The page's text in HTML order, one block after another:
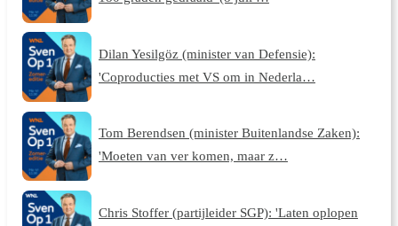
Dilan Yesilgöz (minister van Defensie):
'Coproducties met VS om in Nederla…
Tom Berendsen (minister Buitenlandse Zaken):
'Moeten van ver komen, maar z…
Chris Stoffer (partijleider SGP): 'Laten oplopen